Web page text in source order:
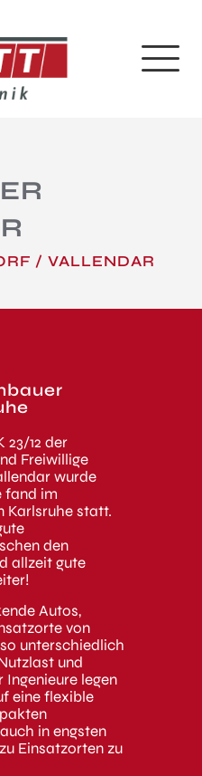
/ VALLENDAR
23/12 der
Freiwillige
wurde
fand im
Karlsruhe statt.
den
allzeit gute
Autos,
von
unterschiedlich
und
legen
eine flexible
in engsten
Einsatzorten zu